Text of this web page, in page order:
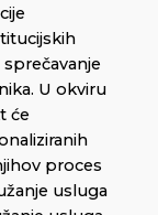
U okviru
će
proces
usluga